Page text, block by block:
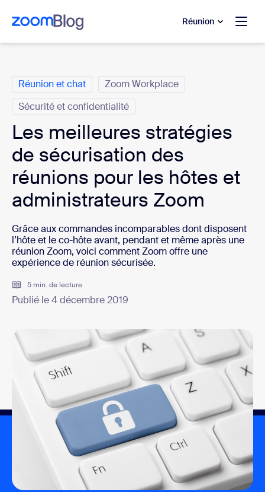
contenu principal
au chat d’aide
Réunion
Réunion et chat
Zoom Workplace
Sécurité et confidentialité
Les meilleures stratégies
de sécurisation des
réunions pour les hôtes et
administrateurs Zoom
Grâce aux commandes incomparables dont disposent
l’hôte et le co-hôte avant, pendant et même après une
réunion Zoom, voici comment Zoom offre une
expérience de réunion sécurisée.
5 min. de lecture
Publié le 4 décembre 2019